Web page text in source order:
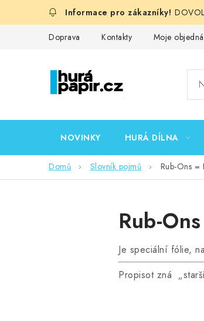
Doprava Kontakty Moje
NOVINKY HURÁ DÍLNA
Domů Slovník pojmů Rub-Ons =
Rub-
Je speciální fólie,
Propisot zná